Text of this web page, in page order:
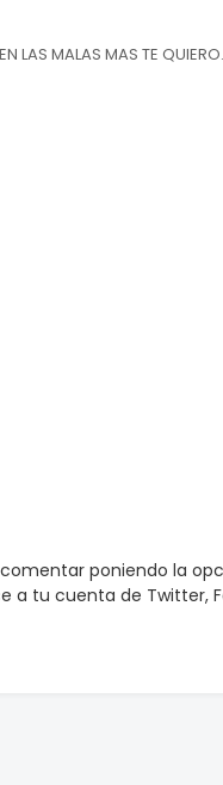
LAS MALAS MAS TE
poniendo la
tu cuenta de Twitter,